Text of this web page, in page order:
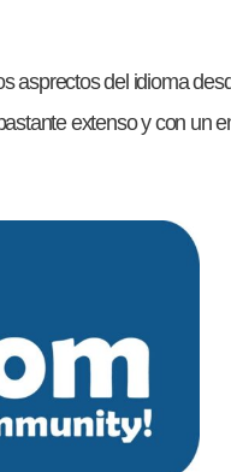
asprectos del idioma
extenso y con un